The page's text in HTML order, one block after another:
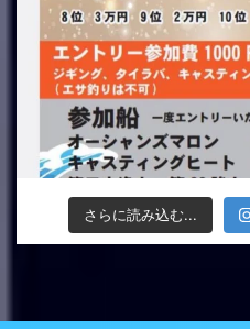
さらに読み込む...